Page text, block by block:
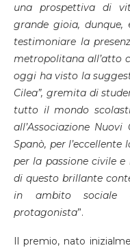
una prospettiva di
grande gioia, dunque,
testimoniare la
metropolitana all’atto
oggi ha visto la
Cilea”, gremita di
tutto il mondo
all’Associazione
Spanò, per
per la passione civile
di questo brillante
in ambito sociale
protagonista”.
Il premio, nato